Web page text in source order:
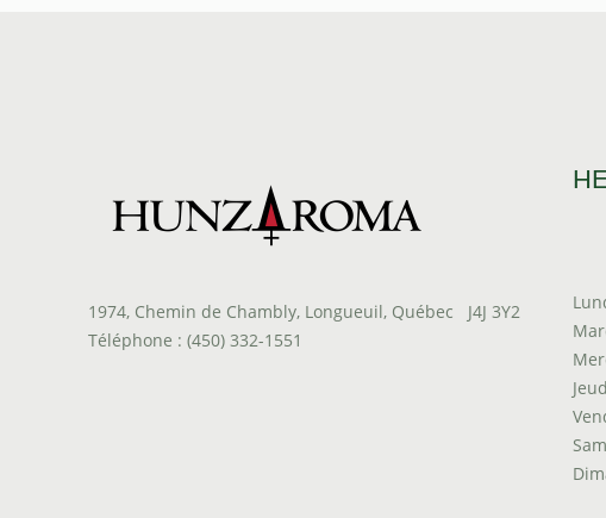
1974, Chemin de Chambly, Longueuil, Québec J4J 3Y2
Téléphone : (450) 332-1551